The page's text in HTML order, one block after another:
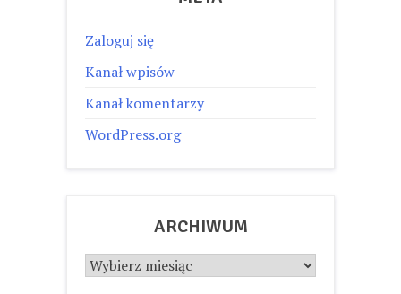
Zaloguj się
Kanał wpisów
Kanał komentarzy
WordPress.org
ARCHIWUM
Archiwum